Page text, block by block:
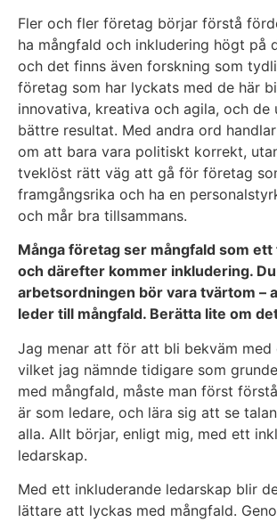
Fler och fler företag börjar förstå
ha mångfald och inkludering högt på
och det finns även forskning som
företag som har lyckats med de här
innovativa, kreativa och agila, och de
bättre resultat. Med andra ord
om att bara vara politiskt korrekt,
tveklöst rätt väg att gå för företag
framgångsrika och ha en
och mår bra tillsammans.
Många företag ser mångfald som
och därefter kommer inkludering.
arbetsordningen bör vara tvärtom –
leder till mångfald. Berätta lite om
Jag menar att för att bli bekväm med
vilket jag nämnde tidigare som
med mångfald, måste man först
är som ledare, och lära sig att se
alla. Allt börjar, enligt mig, med ett
ledarskap.
Med ett inkluderande ledarskap blir
lättare att lyckas med mångfald.